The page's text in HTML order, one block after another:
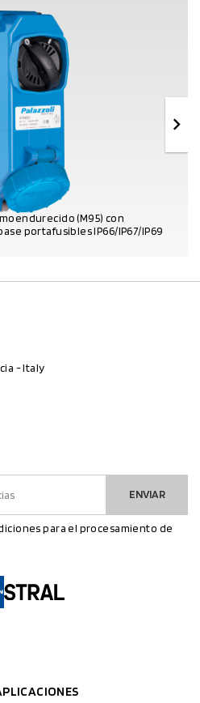
(M95) con
portafusibles IP66/IP67/IP69
- Italy
ENVIAR
para el procesamiento de